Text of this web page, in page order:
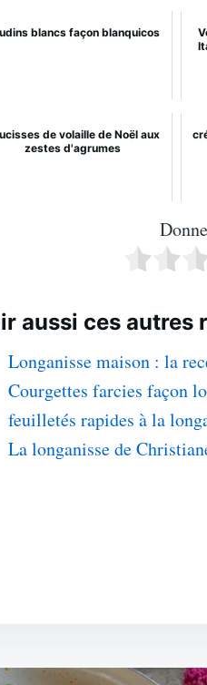
blancs façon blanquicos
de volaille de Noël aux
zestes d'agrumes
aussi ces autres
Longanisse maison : la
Courgettes farcies façon
feuilletés rapides à la
La longanisse de